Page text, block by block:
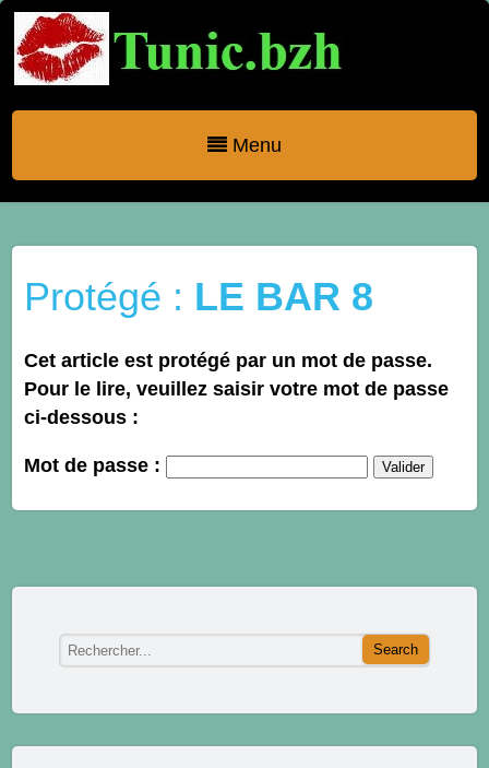
Menu
Protégé : LE BAR 8
Cet article est protégé par un mot de passe.
Pour le lire, veuillez saisir votre mot de passe
ci-dessous :
Mot de passe :